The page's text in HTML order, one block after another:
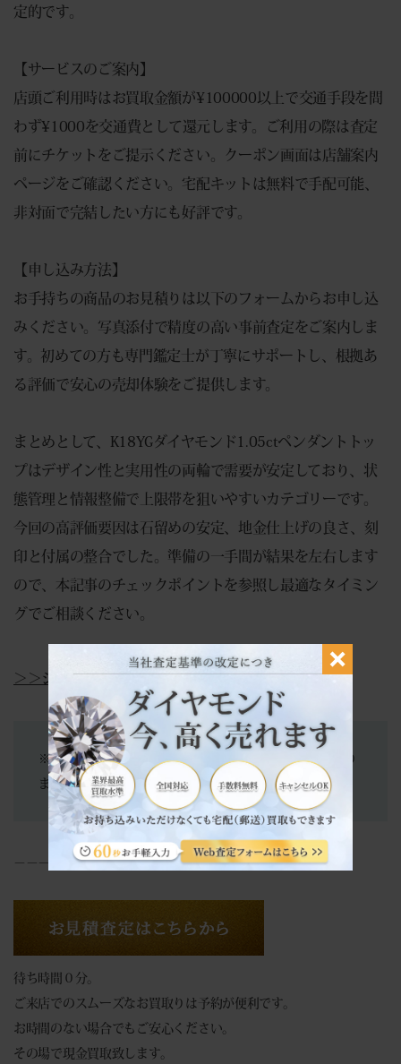
定的です。
【サービスのご案内】
店頭ご利用時はお買取金額が¥100000以上で交通手段を問
わず¥1000を交通費として還元します。ご利用の際は査定
前にチケットをご提示ください。クーポン画面は店舗案内
ページをご確認ください。宅配キットは無料で手配可能、
非対面で完結したい方にも好評です。
【申し込み方法】
お手持ちの商品のお見積りは以下のフォームからお申し込
みください。写真添付で精度の高い事前査定をご案内しま
す。初めての方も専門鑑定士が丁寧にサポートし、根拠あ
る評価で安心の売却体験をご提供します。
まとめとして、K18YGダイヤモンド1.05ctペンダントトッ
プはデザイン性と実用性の両輪で需要が安定しており、状
態管理と情報整備で上限帯を狙いやすいカテゴリーです。
今回の高評価要因は石留めの安定、地金仕上げの良さ、刻
印と付属の整合でした。準備の一手間が結果を左右します
ので、本記事のチェックポイントを参照し最適なタイミン
グでご相談ください。
＞＞ジュエリー買取についての詳細はこちら＜＜
※当店は買取専門店となります。商品の販売は行っており
ません。
－－－－－－－－－－－－－－－－
待ち時間０分。
ご来店でのスムーズなお買取りは予約が便利です。
お時間のない場合でもご安心ください。
その場で現金買取致します。